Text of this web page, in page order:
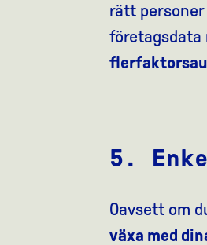
rätt
företagsdata
5.
Oavsett om
växa med